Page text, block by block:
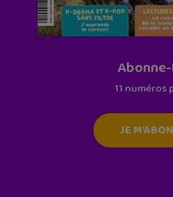
11 numéros
JE